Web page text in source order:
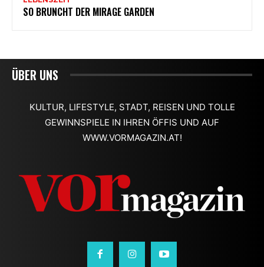
ÜBER UNS
KULTUR, LIFESTYLE, STADT, REISEN UND TOLLE
GEWINNSPIELE IN IHREN ÖFFIS UND AUF
WWW.VORMAGAZIN.AT!